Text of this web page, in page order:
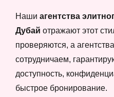
Наши агентства
Дубай отражают этот
проверяются, а
сотрудничаем,
доступность,
быстрое бронирование.